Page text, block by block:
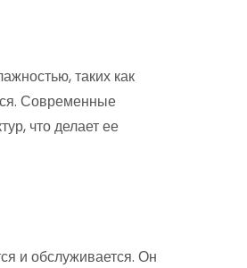
таких как
Современные
что делает ее
и обслуживается. Он